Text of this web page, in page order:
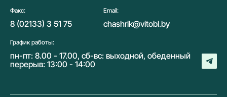
Факс:
8 (02133) 3 51 75
Email:
chashrik@vitobl.by
График работы:
пн-пт: 8.00 - 17.00, сб-вс: выходной, обеденный
перерыв: 13:00 - 14:00